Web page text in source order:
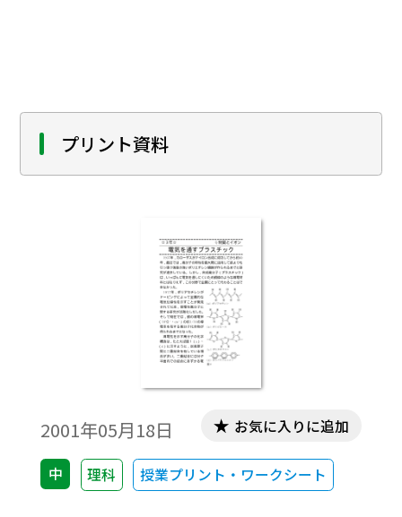
プリント資料
2001年05月18日
中 理科 授業プリント・ワークシート
お気に入りに追加